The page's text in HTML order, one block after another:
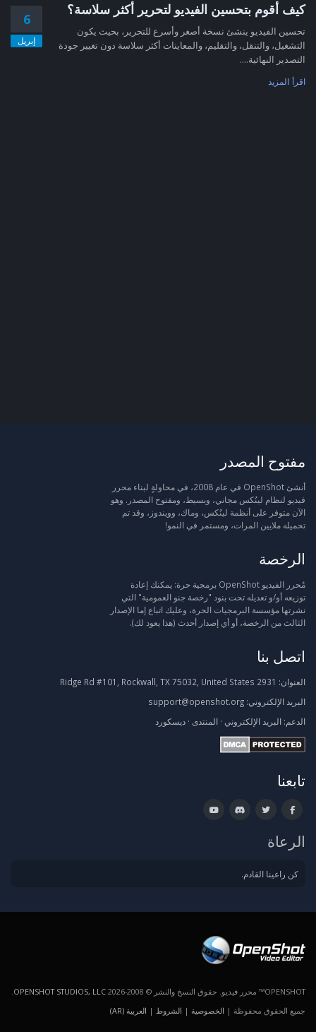
6
إبريل
كيف أقوم بتحسين الفيديو لتحرير أكثر سلاسة؟
تحسين الفيديو ينشئ نسخة أصغر وأسرع للتحرير، بحيث يكون
التشغيل، والتنقل، والتقليم، والمعاينات أكثر سلاسة دون تغيير جودة
التصدير النهائية....
اقرأ المزيد
مفتوح المصدر
أنشئ OpenShot في عام 2008، في محاولةٍ لبناء محرر
فيديو لنظام لينُكس مجاني، وبسيط، ومفتوح المصدر. وهو
الآن متوفر على أنظمة لينُكس، وماك، وويندوز، وقد تم
تحميله ملايين المرات، ومستمر في النمو!
الرخصة
مُحرر الفيديو OpenShot برمجية حرة: يمكنك إعادة
توزيعه أو/و تعديله تحت بنود "رخصة جنو العمومية" التي
نشرتها مؤسسة البرمجيات الحرة، وعليك اتباع إما الإصدار
الثالث من الرخصة، أو أي إصدار أحدث (هذا يعود لك).
اتصل بنا
العنوان:
البريد الإلكتروني: support@openshot.org
الدعم: البريد الإلكتروني · المنتدى · ديسكورد
تابعنا
الرعاة
كن راعينا القادم.
OPENSHOT™ محرر فيديو. حقوق النسخ والنشر © 2008-2026 OPENSHOT STUDIOS, LLC
جميع الحقوق محفوظة | الخصوصية | الشروط | العربية (AR)